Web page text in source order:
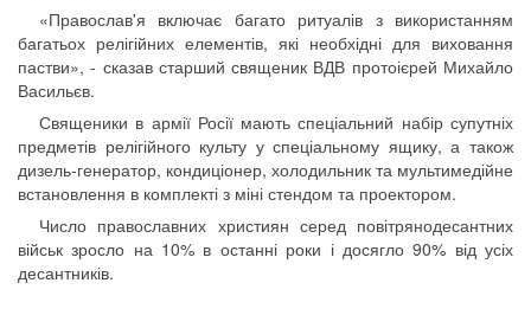
«Православ'я включає багато ритуалів з використанням
багатьох релігійних елементів, які необхідні для виховання
пастви», - сказав старший священик ВДВ протоієрей Михайло
Васильєв.
Священики в армії Росії мають спеціальний набір супутніх
предметів релігійного культу у спеціальному ящику, а також
дизель-генератор, кондиціонер, холодильник та мультимедійне
встановлення в комплекті з міні стендом та проектором.
Число православних християн серед повітрянодесантних
військ зросло на 10% в останні роки і досягло 90% від усіх
десантників.